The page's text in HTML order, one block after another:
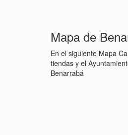
Mapa de
En el siguiente Mapa
tiendas y el
Benarrabá